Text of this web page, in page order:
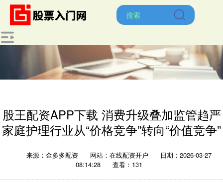
股王配资APP下载 消费升级叠加监管趋严
家庭护理行业从“价格竞争”转向“价值竞争”
来源：金多多配资 网站：在线配资开户
日期：2026-03-27
08:14:28
查看：131